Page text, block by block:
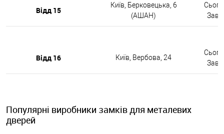
Відд 15
Київ, Берковецька, 6
(АШАН)
Відд 16 Київ, Вербова, 24
Популярні виробники замків для металевих
дверей